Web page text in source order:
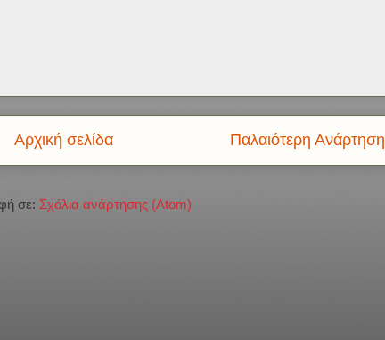
Παλαιότερη Ανάρτηση
Αρχική σελίδα
σε: Σχόλια ανάρτησης (Atom)